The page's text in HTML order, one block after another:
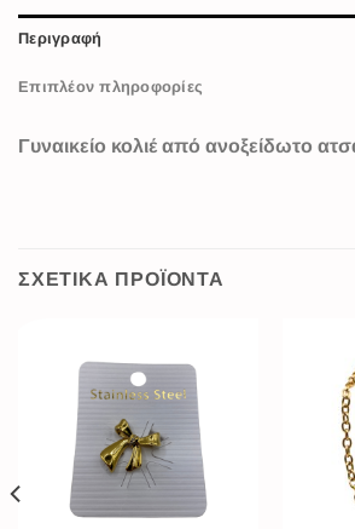
Περιγραφή
Επιπλέον πληροφορίες
Γυναικείο κολιέ από ανοξείδωτο
ΣΧΕΤΙΚΆ ΠΡΟΪΌΝΤΑ